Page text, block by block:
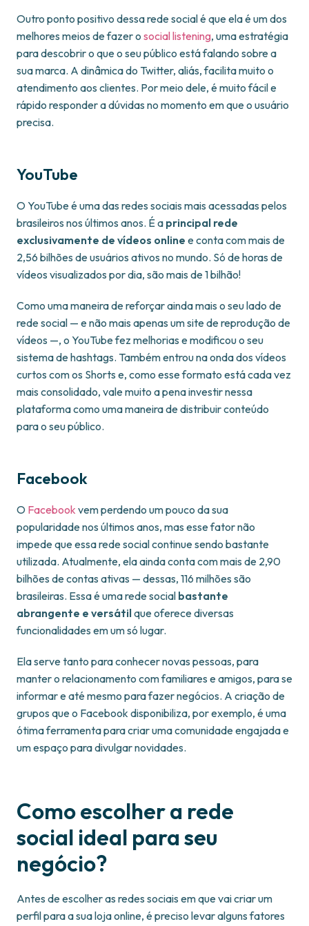
Outro ponto positivo dessa rede social é que ela é um dos
melhores meios de fazer o social listening, uma estratégia
para descobrir o que o seu público está falando sobre a
sua marca. A dinâmica do Twitter, aliás, facilita muito o
atendimento aos clientes. Por meio dele, é muito fácil e
rápido responder a dúvidas no momento em que o usuário
precisa.
YouTube
O YouTube é uma das redes sociais mais acessadas pelos
brasileiros nos últimos anos. É a principal rede
exclusivamente de vídeos online e conta com mais de
2,56 bilhões de usuários ativos no mundo. Só de horas de
vídeos visualizados por dia, são mais de 1 bilhão!
Como uma maneira de reforçar ainda mais o seu lado de
rede social — e não mais apenas um site de reprodução de
vídeos —, o YouTube fez melhorias e modificou o seu
sistema de hashtags. Também entrou na onda dos vídeos
curtos com os Shorts e, como esse formato está cada vez
mais consolidado, vale muito a pena investir nessa
plataforma como uma maneira de distribuir conteúdo
para o seu público.
Facebook
O Facebook vem perdendo um pouco da sua
popularidade nos últimos anos, mas esse fator não
impede que essa rede social continue sendo bastante
utilizada. Atualmente, ela ainda conta com mais de 2,90
bilhões de contas ativas — dessas, 116 milhões são
brasileiras. Essa é uma rede social bastante
abrangente e versátilque oferece diversas
funcionalidades em um só lugar.
Ela serve tanto para conhecer novas pessoas, para
manter o relacionamento com familiares e amigos, para se
informar e até mesmo para fazer negócios. A criação de
grupos que o Facebook disponibiliza, por exemplo, é uma
ótima ferramenta para criar uma comunidade engajada e
um espaço para divulgar novidades.
Como escolher a rede
social ideal para seu
negócio?
Antes de escolher as redes sociais em que vai criar um
perfil para a sua loja online, é preciso levar alguns fatores